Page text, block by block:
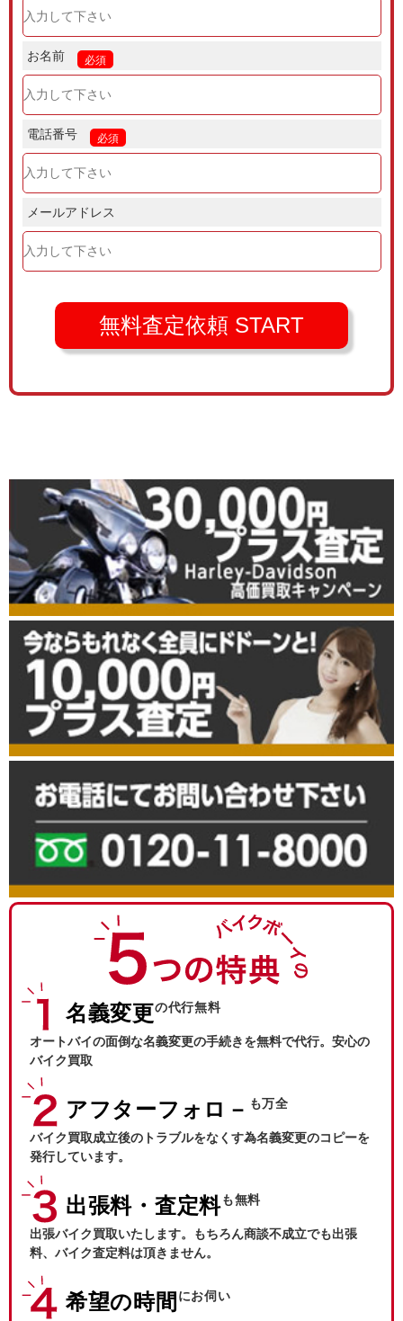
お名前 必須
電話番号 必須
メールアドレス
名義変更の代行無料
オートバイの面倒な名義変更の手続きを無料で代行。安心の
バイク買取
アフターフォロ－ も万全
バイク買取成立後のトラブルをなくす為名義変更のコピーを
発行しています。
出張料・査定料も無料
出張バイク買取いたします。もちろん商談不成立でも出張
料、バイク査定料は頂きません。
希望の時間 にお伺い